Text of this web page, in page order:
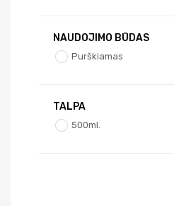
NAUDOJIMO BŪDAS
Purškiamas
TALPA
500ml.